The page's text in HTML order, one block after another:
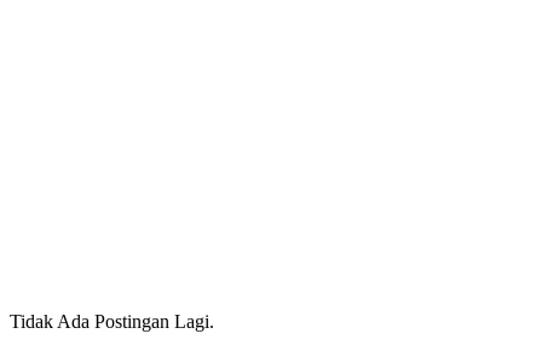
Tidak Ada Postingan Lagi.